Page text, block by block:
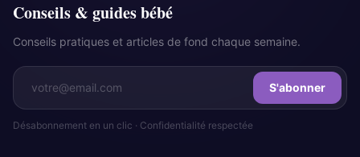
Conseils & guides bébé
Conseils pratiques et articles de fond chaque semaine.
S'abonner
Désabonnement en un clic · Confidentialité respectée